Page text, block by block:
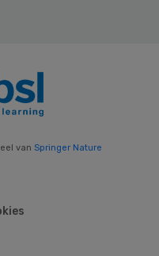
van Springer Nature